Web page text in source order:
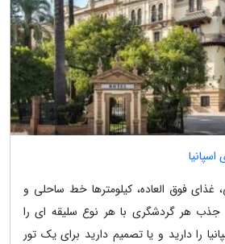
غذای فوق العاده، کیلومترها خط ساحلی و
جذب هر گردشگری با هر نوع سلیقه ای را
را دارید و یا تصمیم دارید برای یک تور